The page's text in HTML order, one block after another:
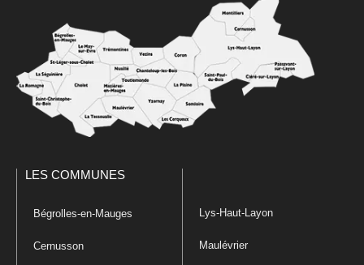
LES COMMUNES
Bégrolles-en-Mauges
Cernusson
Lys-Haut-Layon
Maulévrier